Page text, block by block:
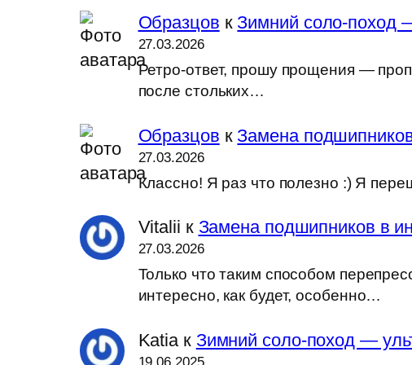
Образцов к Зимний соло-поход
27.03.2026
Ретро-ответ, прошу прощения —
после стольких…
Образцов к Замена
27.03.2026
Классно! Я раз что полезно :) Я
Vitalii к Замена подшипников в
27.03.2026
Только что таким способом
интересно, как будет, особенно…
Katiaк Зимний соло-поход —
19.06.2025